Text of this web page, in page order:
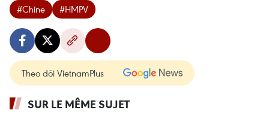
#Chine #HMPV
Theo dõi VietnamPlus
SUR LE MÊME SUJET